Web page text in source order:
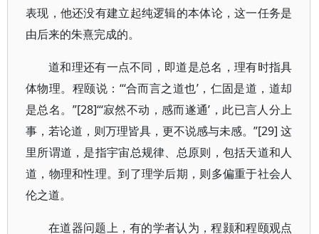
表现，他还没有建立起纯逻辑的本体论，这一任务是
由后来的朱熹完成的。
道和理还有一点不同，即道是总名，理有时指具
体物理。程颐说：“‘合而言之道也’，仁固是道，道却
是总名。”[28]“‘寂然不动，感而遂通’，此已言人分上
事，若论道，则万理皆具，更不说感与未感。”[29] 这
里所谓道，是指宇宙总规律、总原则，包括天道和人
道，物理和性理。到了理学后期，则多偏重于社会人
伦之道。
在道器问题上，有的学者认为，程颢和程颐观点